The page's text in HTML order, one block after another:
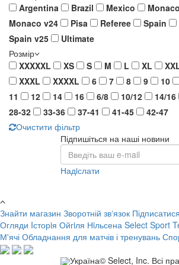
Argentina
Brazil Mexico
Monaco
Monaco v24
Pisa Referee
Spain
Spain v25
Ultimate
Розмір
XXXXXL
XS S M L XL
XXXL
XXXXL 6 7 8 9
10
11
12 14 16 6/8 10/12
14/16
28-32
33-36 37-41 41-45
42-47
Очистити фільтр
Підпишіться на наші новини
Надiслати
Знайти магазин Зворотній зв‘язок
Огляди Iсторiя Ойгiля Нiльсена Select Sport
М'ячі Обладнання для матчів і тренувань
Україна© Select, Inc. Всі